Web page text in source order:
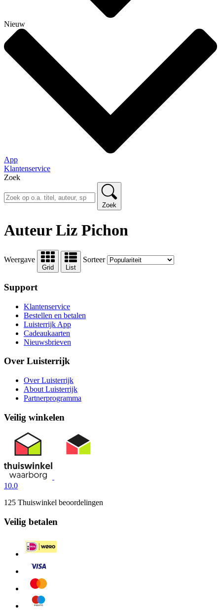
Nieuw
App
Klantenservice
Zoek
Zoek
Auteur Liz Pichon
Weergave
Grid List
Sorteer
Support
Klantenservice
Bestellen en betalen
Luisterrijk App
Cadeaukaarten
Nieuwsbrieven
Over Luisterrijk
Over Luisterrijk
About Luisterrijk
Partnerprogramma
Veilig winkelen
10.0
125 Thuiswinkel beoordelingen
Veilig betalen